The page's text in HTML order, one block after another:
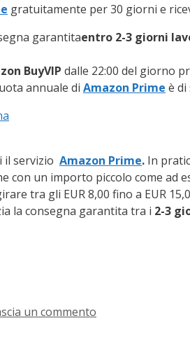
gratuitamente per 30 giorni e
garantitaentro 2-3 giorni
BuyVIP dalle 22:00 del giorno
annuale di Amazon Prime è di
il servizio Amazon Prime. In
con un importo piccolo come ad
tra gli EUR 8,00 fino a EUR
la consegna garantita tra i 2-3
un commento